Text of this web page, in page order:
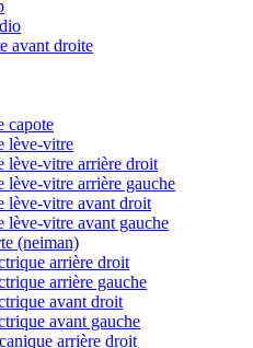
avant droite
capote
lève-vitre
lève-vitre arrière droit
lève-vitre arrière gauche
lève-vitre avant droit
lève-vitre avant gauche
(neiman)
arrière droit
arrière gauche
avant droit
avant gauche
arrière droit